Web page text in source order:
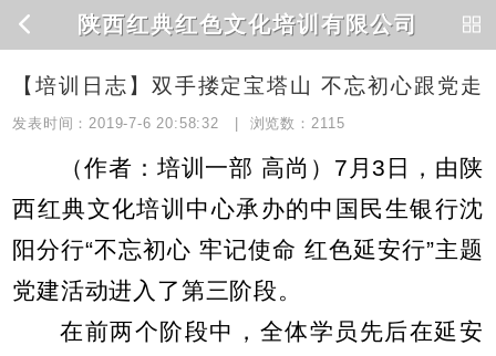
陕西红典红色文化培训有限公司
【培训日志】双手搂定宝塔山 不忘初心跟党走
发表时间：2019-7-6 20:58:32 | 浏览数： 2115
（作者：培训一部 高尚）7月3日，由陕
西红典文化培训中心承办的中国民生银行沈
阳分行“不忘初心 牢记使命 红色延安行”主题
党建活动进入了第三阶段。
在前两个阶段中，全体学员先后在延安